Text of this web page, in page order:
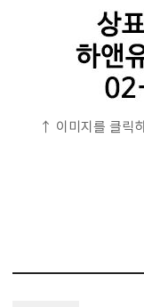
↑ 이미지를 클릭